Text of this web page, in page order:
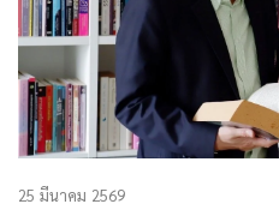
25 มีนาคม 2569